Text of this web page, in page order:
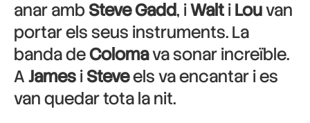
anar ambSteve Gadd, iWaltiLouvan
portar els seus instruments. La
banda deColomava sonar increïble.
AJamesiSteveels va encantar i es
van quedar tota la nit.